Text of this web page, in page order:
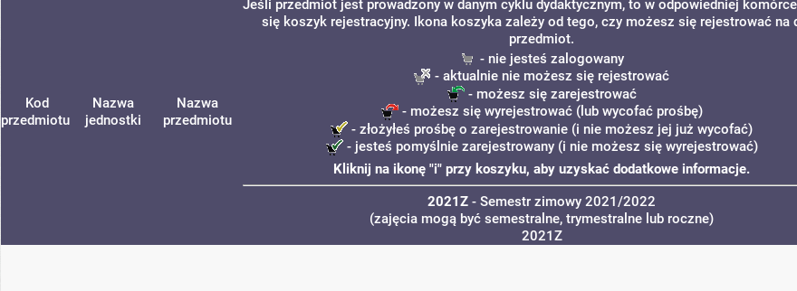
Kod
przedmiotu
Nazwa
jednostki
Nazwa
przedmiotu
Jeśli przedmiot jest prowadzony w danym cyklu dydaktycznym, to w odpowiedniej
się koszyk rejestracyjny. Ikona koszyka zależy od tego, czy możesz się rejestrować na
przedmiot.
- nie jesteś zalogowany
- aktualnie nie możesz się rejestrować
- możesz się zarejestrować
- możesz się wyrejestrować (lub wycofać prośbę)
- złożyłeś prośbę o zarejestrowanie (i nie możesz jej już wycofać)
- jesteś pomyślnie zarejestrowany (i nie możesz się wyrejestrować)
Kliknij na ikonę "i" przy koszyku, aby uzyskać dodatkowe informacje.
2021Z - Semestr zimowy 2021/2022
(zajęcia mogą być semestralne, trymestralne lub roczne)
2021Z